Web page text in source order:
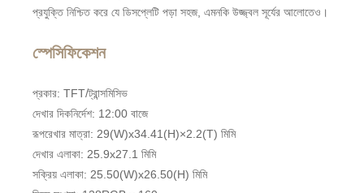
প্রযুক্তি নিশ্চিত করে যে ডিসপ্লেটি পড়া সহজ, এমনকি উজ্জ্বল সূর্যের আলোতেও।
স্পেসিফিকেশন
প্রকার: TFT/ট্রান্সমিসিভ
দেখার দিকনির্দেশ: 12:00 বাজে
রূপরেখার মাত্রা: 29(W)x34.41(H)×2.2(T) মিমি
দেখার এলাকা: 25.9x27.1 মিমি
সক্রিয় এলাকা: 25.50(W)x26.50(H) মিমি